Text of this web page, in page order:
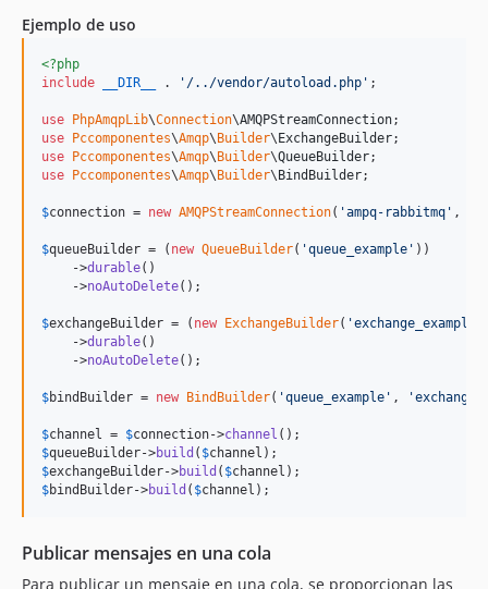
Ejemplo de uso
<?php
include
__DIR__ . ' /../vendor/autoload.php ' ;
use PhpAmqpLib\Connection\AMQPStreamConnection
use
Pccomponentes\Amqp\ Builder\ ExchangeBuilder
use
Pccomponentes\Amqp\ Builder\QueueBuilder
use
Pccomponentes\Amqp\ Builder\ BindBuilder;
$connection = new AMQPStreamConnection( 'ampq-rabbitmq ' ,
$queueBuilder = ( new QueueBuilder( 'queue_example ' ))
    ->
durable()
    ->
noAutoDelete();
$exchangeBuilder = ( new ExchangeBuilder( 'exchange_example
    ->
durable()
    ->
noAutoDelete();
$bindBuilder = new BindBuilder( 'queue_example ' , '
$channel = $connection->channel
$queueBuilder->build ( $channel
$exchangeBuilder->build ( $channel
$bindBuilder->build ( $channel );
Publicar mensajes en una cola
Para publicar un mensaje en una cola, se proporcionan las